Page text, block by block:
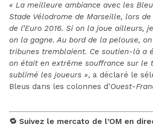
« La meilleure ambiance avec les
Stade Vélodrome de Marseille, lors
de l’Euro 2016. Si on la joue ailleurs,
on la gagne. Au bord de la pelouse,
tribunes tremblaient. Ce soutien-là a
on était en extrême souffrance sur le
sublimé les joueurs », a déclaré le
Bleus dans les colonnes d’Ouest-
🔁 Suivez le mercato de l’OM en